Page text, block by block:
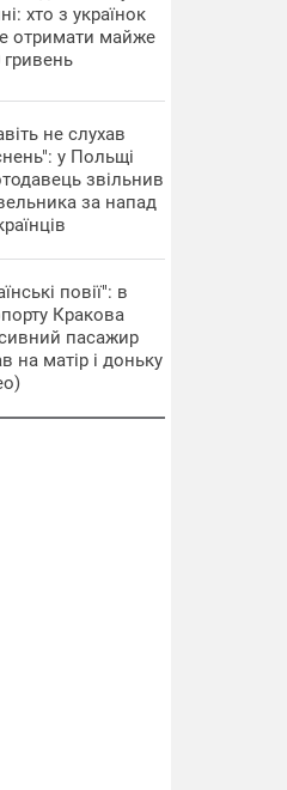
хто з українок
отримати майже
гривень
не слухав
у Польщі
звільнив
за напад
повії": в
Кракова
пасажир
на матір і доньку